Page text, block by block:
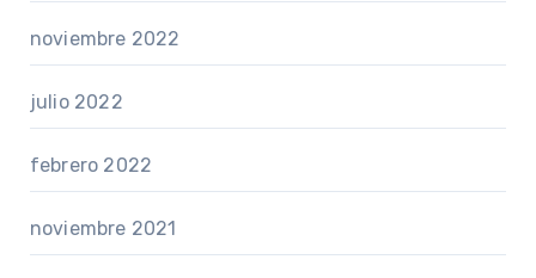
noviembre 2022
julio 2022
febrero 2022
noviembre 2021